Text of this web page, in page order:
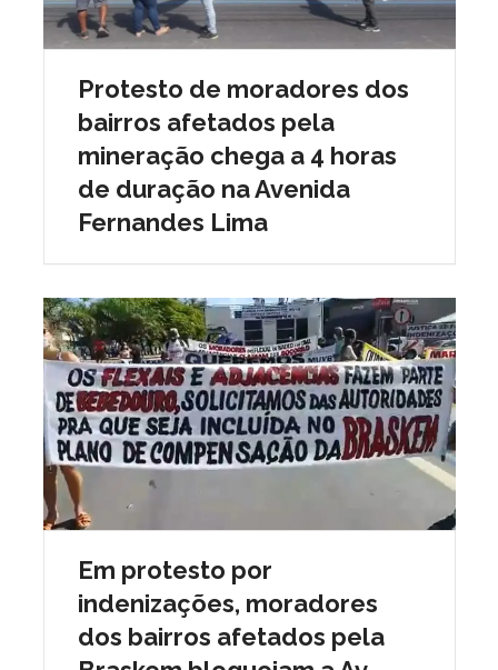
Protesto de moradores dos
bairros afetados pela
mineração chega a 4 horas
de duração na Avenida
Fernandes Lima
Em protesto por
indenizações, moradores
dos bairros afetados pela